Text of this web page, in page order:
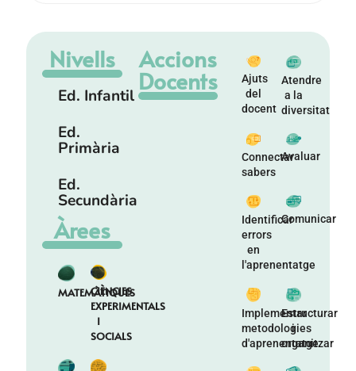
Nivells
Ed. Infantil
Ed.
Primària
Ed.
Secundària
Àrees
MATEMÀTIQUES
CIÈNCIES
EXPERIMENTALS
I
SOCIALS
Accions
Docents
Ajuts
del
docent
Atendre
a la
diversitat
Connectar
sabers
Avaluar
Identificar
errors
en
l'aprenentatge
Comunicar
Implementar
metodologies
d'aprenentatge
Estructurar
i
organitzar